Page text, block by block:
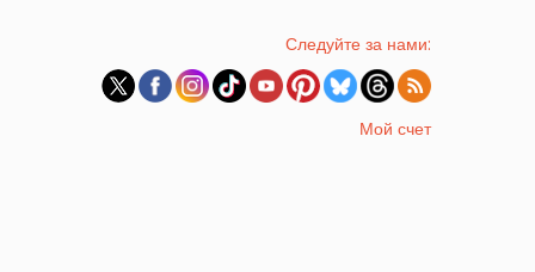
Следуйте за нами:
Мой счет